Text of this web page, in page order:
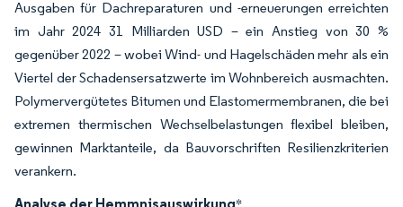
Ausgaben für Dachreparaturen und -erneuerungen erreichten
im Jahr 2024 31 Milliarden USD – ein Anstieg von 30 %
gegenüber 2022 – wobei Wind- und Hagelschäden mehr als ein
Viertel der Schadensersatzwerte im Wohnbereich ausmachten.
Polymervergütetes Bitumen und Elastomermembranen, die bei
extremen thermischen Wechselbelastungen flexibel bleiben,
gewinnen Marktanteile, da Bauvorschriften Resilienzkriterien
verankern.
Analyse der Hemmnisauswirkung